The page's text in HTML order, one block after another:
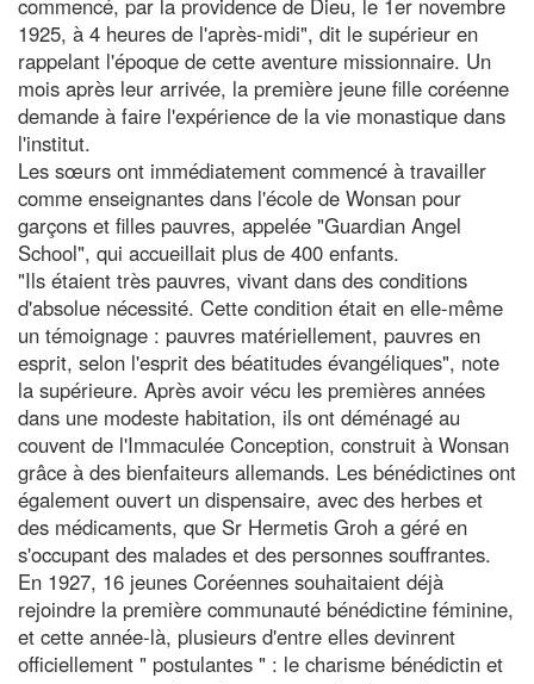
commencé, par la providence de Dieu, le 1er novembre
1925, à 4 heures de l'après-midi", dit le supérieur en
rappelant l'époque de cette aventure missionnaire. Un
mois après leur arrivée, la première jeune fille coréenne
demande à faire l'expérience de la vie monastique dans
l'institut.
Les sœurs ont immédiatement commencé à travailler
comme enseignantes dans l'école de Wonsan pour
garçons et filles pauvres, appelée "Guardian Angel
School", qui accueillait plus de 400 enfants.
"Ils étaient très pauvres, vivant dans des conditions
d'absolue nécessité. Cette condition était en elle-même
un témoignage : pauvres matériellement, pauvres en
esprit, selon l'esprit des béatitudes évangéliques", note
la supérieure. Après avoir vécu les premières années
dans une modeste habitation, ils ont déménagé au
couvent de l'Immaculée Conception, construit à Wonsan
grâce à des bienfaiteurs allemands. Les bénédictines ont
également ouvert un dispensaire, avec des herbes et
des médicaments, que Sr Hermetis Groh a géré en
s'occupant des malades et des personnes souffrantes.
En 1927, 16 jeunes Coréennes souhaitaient déjà
rejoindre la première communauté bénédictine féminine,
et cette année-là, plusieurs d'entre elles devinrent
officiellement " postulantes " : le charisme bénédictin et